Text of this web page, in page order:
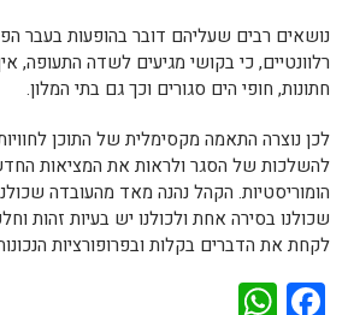
נושאים רבים שעליהם דובר בהופעות בעבר
רלוונטיים, כי בקושי מגיעים לשדה התעופה,
חתונות, חופי הים סגורים וכך גם בתי המלון.
לכן נוצרה התאמה מקסימלית של התוכן
להשלכות של הסגר ולראות את המציאות
הומוריסטיות. הקהל נהנה מאד מהעובדה
שכולנו בסירה אחת ולכולנו יש בעיות זהות
לקחת את הדברים בקלות ובפרופורציות
Facebook